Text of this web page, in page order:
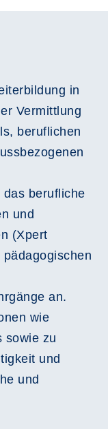
in
Vermittlung
beruflichen
berufliche
und
(Xpert
an.
wie
sowie zu
und
und